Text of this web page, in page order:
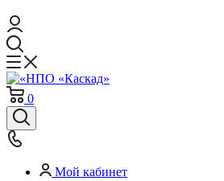
0
Мой кабинет